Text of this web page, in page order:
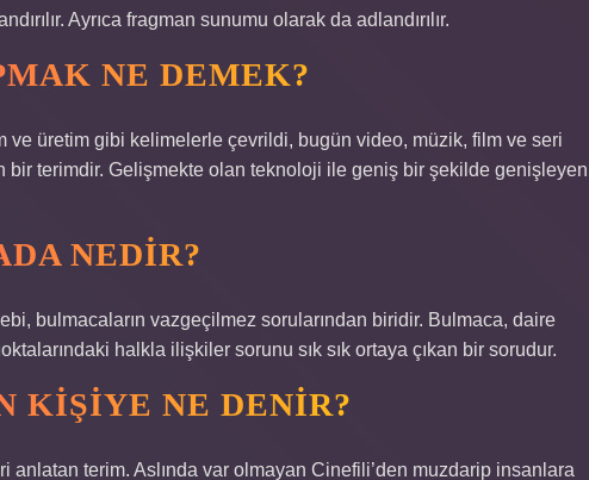
Ayrıca fragman sunumu olarak da adlandırılır.
NE DEMEK?
ve üretim gibi kelimelerle çevrildi, bugün video, müzik, film ve seri
bir terimdir. Gelişmekte olan teknoloji ile geniş bir şekilde genişleyen
NEDIR?
bulmacaların vazgeçilmez sorularından biridir. Bulmaca, daire
halkla ilişkiler sorunu sık sık ortaya çıkan bir sorudur.
KIŞIYE NE DENIR?
anlatan terim. Aslında var olmayan Cinefili’den muzdarip insanlara